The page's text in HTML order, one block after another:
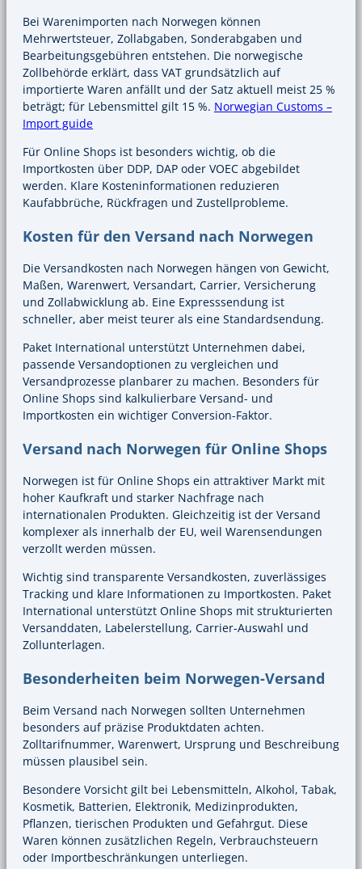
Bei Warenimporten nach Norwegen können
Mehrwertsteuer, Zollabgaben, Sonderabgaben und
Bearbeitungsgebühren entstehen. Die norwegische
Zollbehörde erklärt, dass VAT grundsätzlich auf
importierte Waren anfällt und der Satz aktuell meist 25 %
beträgt; für Lebensmittel gilt 15 %. Norwegian Customs –
Import guide
Für Online Shops ist besonders wichtig, ob die
Importkosten über DDP, DAP oder VOEC abgebildet
werden. Klare Kosteninformationen reduzieren
Kaufabbrüche, Rückfragen und Zustellprobleme.
Kosten für den Versand nach Norwegen
Die Versandkosten nach Norwegen hängen von Gewicht,
Maßen, Warenwert, Versandart, Carrier, Versicherung
und Zollabwicklung ab. Eine Expresssendung ist
schneller, aber meist teurer als eine Standardsendung.
Paket International unterstützt Unternehmen dabei,
passende Versandoptionen zu vergleichen und
Versandprozesse planbarer zu machen. Besonders für
Online Shops sind kalkulierbare Versand- und
Importkosten ein wichtiger Conversion-Faktor.
Versand nach Norwegen für Online Shops
Norwegen ist für Online Shops ein attraktiver Markt mit
hoher Kaufkraft und starker Nachfrage nach
internationalen Produkten. Gleichzeitig ist der Versand
komplexer als innerhalb der EU, weil Warensendungen
verzollt werden müssen.
Wichtig sind transparente Versandkosten, zuverlässiges
Tracking und klare Informationen zu Importkosten. Paket
International unterstützt Online Shops mit strukturierten
Versanddaten, Labelerstellung, Carrier-Auswahl und
Zollunterlagen.
Besonderheiten beim Norwegen-Versand
Beim Versand nach Norwegen sollten Unternehmen
besonders auf präzise Produktdaten achten.
Zolltarifnummer, Warenwert, Ursprung und Beschreibung
müssen plausibel sein.
Besondere Vorsicht gilt bei Lebensmitteln, Alkohol, Tabak,
Kosmetik, Batterien, Elektronik, Medizinprodukten,
Pflanzen, tierischen Produkten und Gefahrgut. Diese
Waren können zusätzlichen Regeln, Verbrauchsteuern
oder Importbeschränkungen unterliegen.